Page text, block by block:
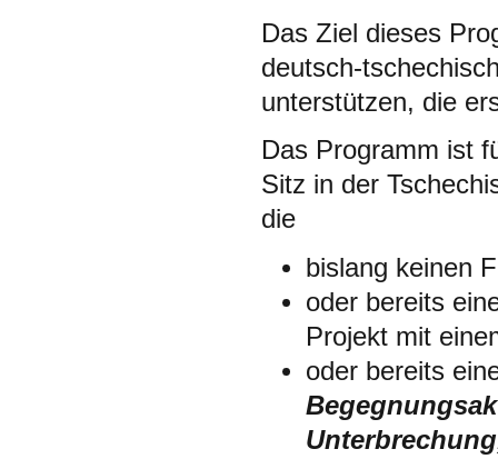
Das Ziel dieses
deutsch-
unterstützen, die
Das Programm ist
Sitz in der
die
bislang keinen
oder bereits
Projekt mit
oder bereits